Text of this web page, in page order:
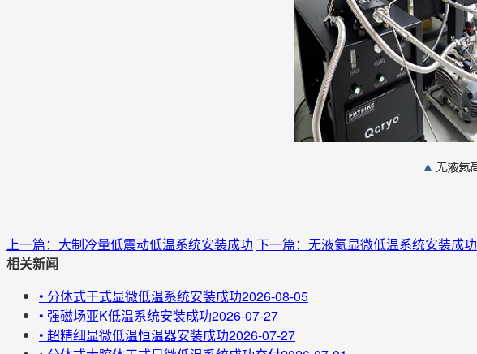
上一篇：大制冷量低震动低温系统安装成功 下一篇：无液氦显微低温系统安装成功
相关新闻
• 分体式干式显微低温系统安装成功2026-08-05
• 强磁场亚K低温系统安装成功2026-07-27
• 超精细显微低温恒温器安装成功2026-07-27